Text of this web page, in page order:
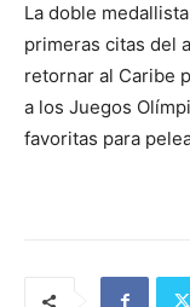
La doble
primeras citas del
retornar al Caribe
a los Juegos
favoritas para